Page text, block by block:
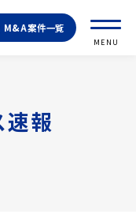
M&A案件一覧
MENU
報